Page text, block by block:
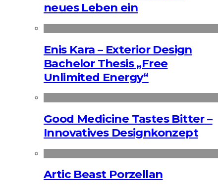
neues Leben ein
Enis Kara – Exterior Design
Bachelor Thesis „Free
Unlimited Energy“
Good Medicine Tastes Bitter –
Innovatives Designkonzept
Artic Beast Porzellan